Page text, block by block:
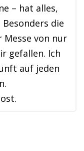
– hat alles,
die
Messe von nur
gefallen. Ich
auf jeden